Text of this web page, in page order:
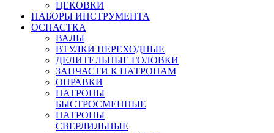
ЦЕКОВКИ
НАБОРЫ ИНСТРУМЕНТА
ОСНАСТКА
ВАЛЫ
ВТУЛКИ ПЕРЕХОДНЫЕ
ДЕЛИТЕЛЬНЫЕ ГОЛОВКИ
ЗАПЧАСТИ К ПАТРОНАМ
ОПРАВКИ
ПАТРОНЫ
БЫСТРОСМЕННЫЕ
ПАТРОНЫ
СВЕРЛИЛЬНЫЕ